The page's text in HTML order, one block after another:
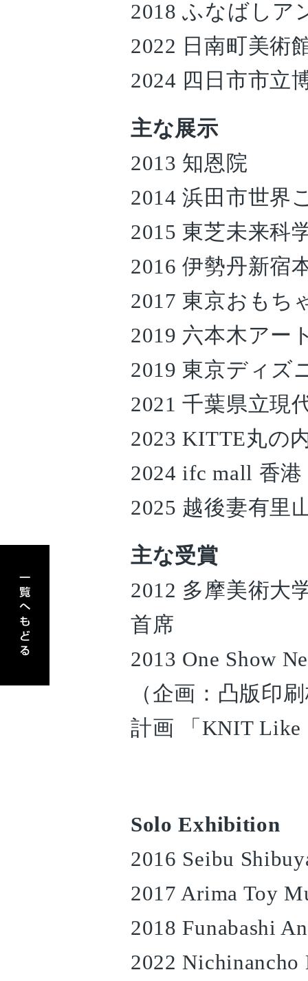
2018 ふなばしア
2022 日南町美術
2024 四日市市立
主な展示
2013 知恩院
2014 浜田市世界
2015 東芝未来科
2016 伊勢丹新宿
2017 東京おもち
2019 六本木アー
2019 東京ディズ
2021 千葉県立現
2023 KITTE丸の
2024 ifc mall 香港
2025 越後妻有里
主な受賞
2012 多摩美術大
首席
2013 One Show
（企画：凸版印
計画 「KNIT Like
Solo Exhibition
2016 Seibu
2017 Arima Toy
2018 Funabashi
2022 Nichinancho
アーティスト一覧へもどる